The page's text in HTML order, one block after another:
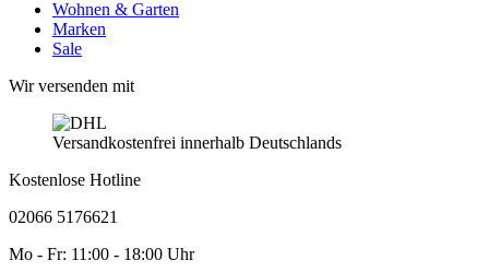
Wohnen & Garten
Marken
Sale
Wir versenden mit
Versandkostenfrei innerhalb Deutschlands
Kostenlose Hotline
02066 5176621
Mo - Fr: 11:00 - 18:00 Uhr